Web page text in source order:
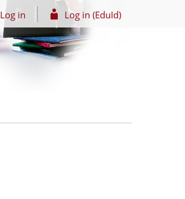
Log in Log in (EduId)